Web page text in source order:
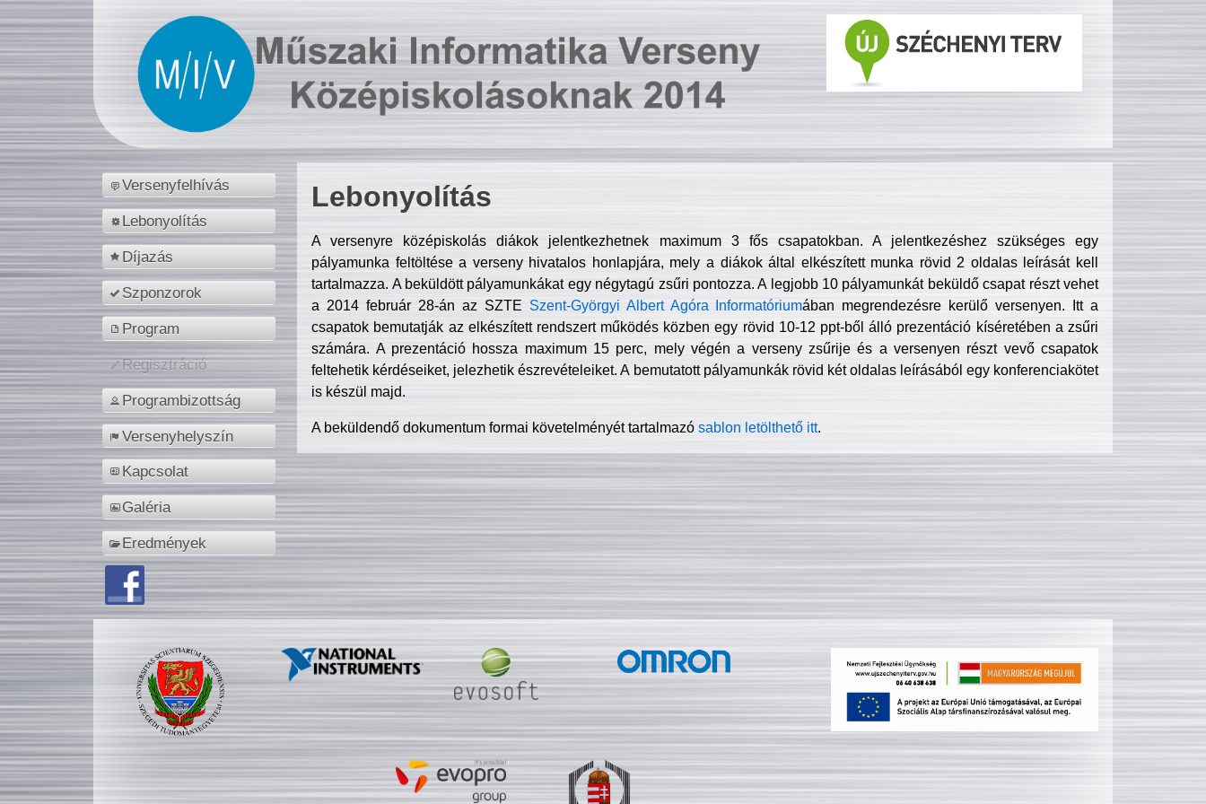
Versenyfelhívás
Lebonyolítás
Díjazás
Szponzorok
Program
Regisztráció
Programbizottság
Versenyhelyszín
Kapcsolat
Galéria
Eredmények
Lebonyolítás
A versenyre középiskolás diákok jelentkezhetnek maximum 3 fős csapatokban. A jelentkezéshez szükséges egy
pályamunka feltöltése a verseny hivatalos honlapjára, mely a diákok által elkészített munka rövid 2 oldalas leírását kell
tartalmazza. A beküldött pályamunkákat egy négytagú zsűri pontozza. A legjobb 10 pályamunkát beküldő csapat részt vehet
a 2014 február 28-án az SZTE Szent-Györgyi Albert Agóra Informatóriumában megrendezésre kerülő versenyen. Itt a
csapatok bemutatják az elkészített rendszert működés közben egy rövid 10-12 ppt-ből álló prezentáció kíséretében a zsűri
számára. A prezentáció hossza maximum 15 perc, mely végén a verseny zsűrije és a versenyen részt vevő csapatok
feltehetik kérdéseiket, jelezhetik észrevételeiket. A bemutatott pályamunkák rövid két oldalas leírásából egy konferenciakötet
is készül majd.
A beküldendő dokumentum formai követelményét tartalmazósablon letölthető itt.